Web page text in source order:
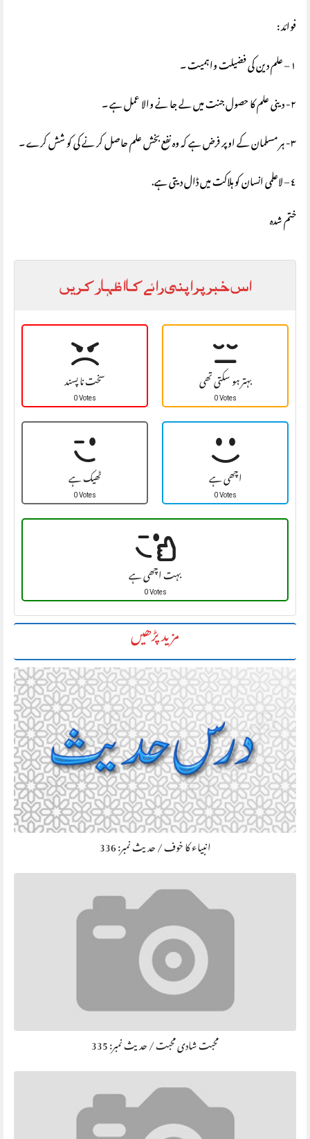
فوائد :
١ – علم دین کی فضیلت واہمیت ۔
٢- دینی علم کا حصول جنت میں لے جا نے والا عمل ہے ۔
٣- ہر مسلمان کے اوپر فرض ہے کہ وہ نفع بخش علم حاصل کر نے کی کو شش کرے ۔
٤ – لاعلمی انسان کو ہلاکت میں ڈال دیتی ہے.
ختم شدہ
اس خبر پر اپنی رائے کا اظہار کریں
سخت نا پسند
0 Votes بہتر ہو سکتی تھی
0 Votes
ٹھیک ہے
0 Votes اچھی ہے
0 Votes
بہت اچھی ہے
0 Votes
مزید پڑھیں
انبیاء کا خوف / حديث نمبر: 336
محبت شادی محبت / حديث نمبر: 335